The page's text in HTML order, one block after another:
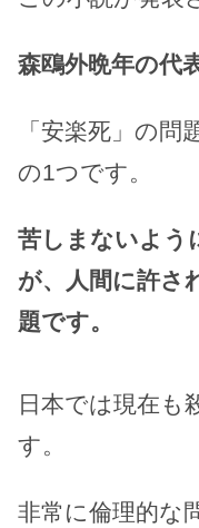
森鴎外晩年の代
「安楽死」の問
の1つです。
苦しまないよう
が、人間に許さ
題です。
日本では現在も
す。
非常に倫理的な